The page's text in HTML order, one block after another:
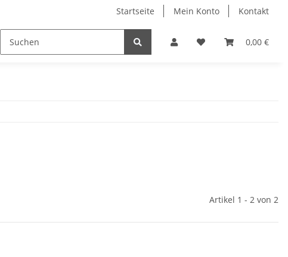
Startseite Mein Konto Kontakt
0,00 €
Gehörschutz bogar -
Artikel 1 - 2 von 2